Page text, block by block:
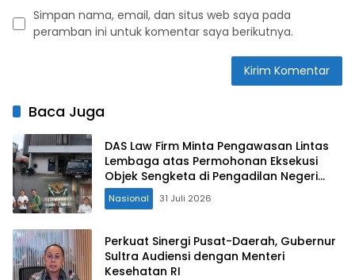
Simpan nama, email, dan situs web saya pada
peramban ini untuk komentar saya berikutnya.
Baca Juga
DAS Law Firm Minta Pengawasan Lintas
Lembaga atas Permohonan Eksekusi
Objek Sengketa di Pengadilan Negeri
Jakarta Selatan
Nasional 31 Juli 2026
Perkuat Sinergi Pusat-Daerah, Gubernur
Sultra Audiensi dengan Menteri
Kesehatan RI